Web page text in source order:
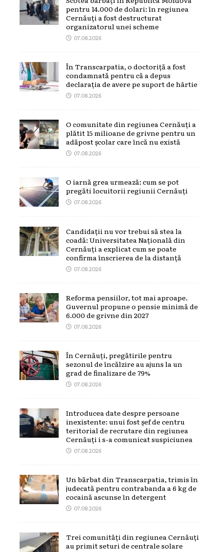
pentru 14.000 de dolari: în regiunea
Cernăuți a fost destructurat
organizatorul unei scheme
07.08.2026
În Transcarpatia, o doctoriță a fost
condamnată pentru că a depus
declarația de avere pe suport de hârtie
07.08.2026
O comunitate din regiunea Cernăuți a
plătit 15 milioane de grivne pentru un
adăpost școlar care încă nu există
07.08.2026
O iarnă grea urmează: cum se pot
pregăti locuitorii regiunii Cernăuți
07.08.2026
Candidații nu vor trebui să stea la
coadă: Universitatea Națională din
Cernăuți a explicat cum se poate
confirma înscrierea de la distanță
07.08.2026
Reforma pensiilor, tot mai aproape.
Guvernul propune o pensie minimă de
6.000 de grivne din 2027
07.08.2026
În Cernăuți, pregătirile pentru
sezonul de încălzire au ajuns la un
grad de finalizare de 79%
07.08.2026
Introducea date despre persoane
inexistente: unui fost șef de centru
teritorial de recrutare din regiunea
Cernăuți i s-a comunicat suspiciunea
07.08.2026
Un bărbat din Transcarpatia, trimis în
judecată pentru contrabanda a 6 kg de
cocaină ascunse în detergent
07.08.2026
Trei comunități din regiunea Cernăuți
au primit seturi de centrale solare